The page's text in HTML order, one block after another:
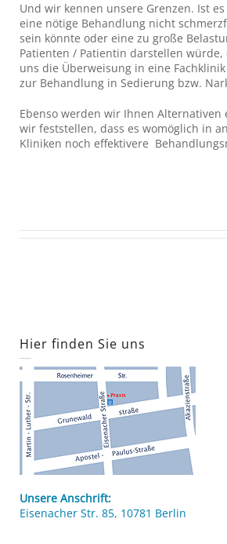
Und wir kennen unsere Grenzen. Ist
eine nötige Behandlung nicht
sein könnte oder eine zu große
Patienten / Patientin darstellen
uns die Überweisung in eine
zur Behandlung in Sedierung bzw.
Ebenso werden wir Ihnen Alternativen
wir feststellen, dass es womöglich in
Kliniken noch effektivere
Hier finden Sie uns
Unsere Anschrift:
Eisenacher Str. 85, 10781 Berlin